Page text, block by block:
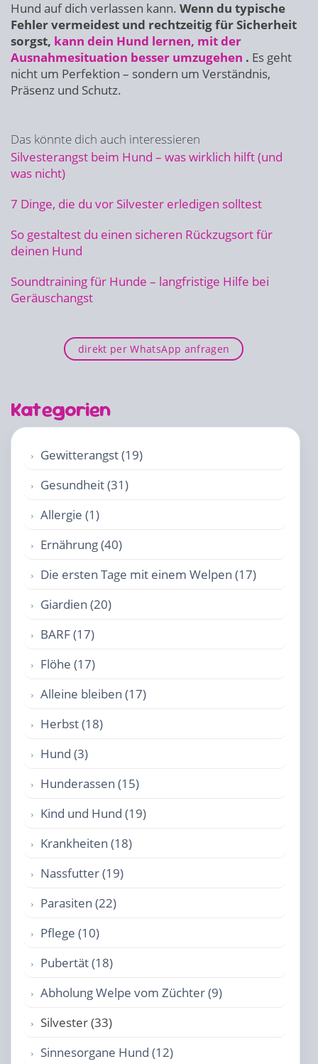
Hund auf dich verlassen kann. Wenn du typische
Fehler vermeidest und rechtzeitig für Sicherheit
sorgst, kann dein Hund lernen, mit der
Ausnahmesituation besser umzugehen . Es geht
nicht um Perfektion – sondern um Verständnis,
Präsenz und Schutz.
Das könnte dich auch interessieren
Silvesterangst beim Hund – was wirklich hilft (und
was nicht)
7 Dinge, die du vor Silvester erledigen solltest
So gestaltest du einen sicheren Rückzugsort für
deinen Hund
Soundtraining für Hunde – langfristige Hilfe bei
Geräuschangst
direkt per WhatsApp anfragen
Kategorien
Gewitterangst (19)
Gesundheit (31)
Allergie (1)
Ernährung (40)
Die ersten Tage mit einem Welpen (17)
Giardien (20)
BARF (17)
Flöhe (17)
Alleine bleiben (17)
Herbst (18)
Hund (3)
Hunderassen (15)
Kind und Hund (19)
Krankheiten (18)
Nassfutter (19)
Parasiten (22)
Pflege (10)
Pubertät (18)
Abholung Welpe vom Züchter (9)
Silvester (33)
Sinnesorgane Hund (12)